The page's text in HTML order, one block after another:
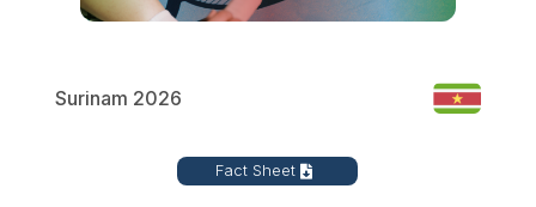
Surinam 2026
Fact Sheet